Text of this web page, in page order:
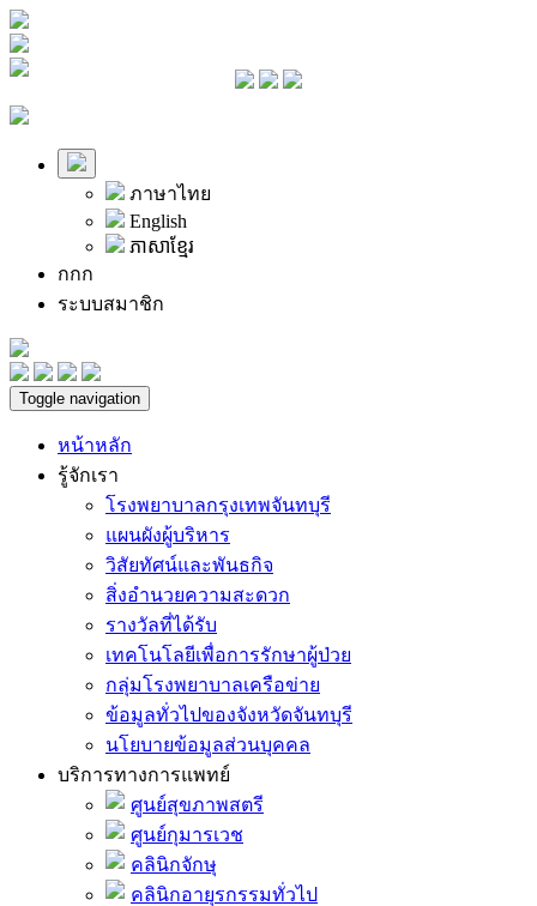
ภาษาไทย
English
ភាសាខ្មែរ
กกก
ระบบสมาชิก
Toggle navigation
หน้าหลัก
รู้จักเรา
โรงพยาบาลกรุงเทพจันทบุรี
แผนผังผู้บริหาร
วิสัยทัศน์และพันธกิจ
สิ่งอำนวยความสะดวก
รางวัลที่ได้รับ
เทคโนโลยีเพื่อการรักษาผู้ป่วย
กลุ่มโรงพยาบาลเครือข่าย
ข้อมูลทั่วไปของจังหวัดจันทบุรี
นโยบายข้อมูลส่วนบุคคล
บริการทางการแพทย์
ศูนย์สุขภาพสตรี
ศูนย์กุมารเวช
คลินิกจักษุ
คลินิกอายุรกรรมทั่วไป